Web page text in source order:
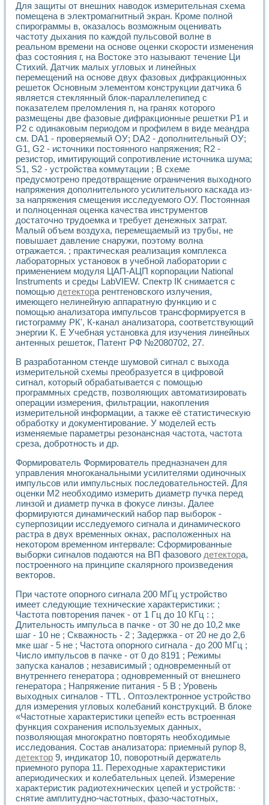
Система блокировок, сигнализации и защиты ускорителя
Система сбора данных и управления процессом
Управление температурой газовой среды специальной
Разработка программного обеспечения с
Использование технологий NATIONAL INSTRUMENTS
Оборудование для промышленной термотрансферной
Автоматизация реометрических исследований на базе
Применение измерителя иммитанса для исследова¬ния
Исследование электромагнитных переходных процессов
Стенд для исследования электрических переходных
Автоматизация контроля сварных швов на базе
Измерительный контроль с применением
Моделирование надежности и эффективности систем
Лабораторные практикумы и учебные стенды
Автоматизация лабораторного стенда по измерению
Автоматизированные лабораторные комплексы для
Виртуальный прибор для исследования нелинейных
Использование виртуальных приборов в процесе
Использование программ ELECTRONICS WORKBENCH-
Лабораторный практикум по дисциплине «Цифровые
Лабораторный практикум по ИНС на основе LabVIEW
Лабораторный практикум по основам теории коммутации
Опыт использования NI LabVIEW для создания
Применение LabVIEW для исследования течения в
Создание виртуальной работы «Изучение магнитных
Обратный маятник
Устройство для изучения основ интерфейсов обмена по
Лабораторный практикум: изучение адиабатического
Стенд для исследования электрических переходных
Система статистической обработки результатов
Модельно-измерительный комплекс. Назначение. Состав.
Использование технологий NATIONAL INSTRUMENTS
Учебный практикум "Спектральный и корреляционный
Учебный стенд для исследования принципа действия
Оборудование и программное обеспечение учебных
Виртуальный лабораторный практикум для изучения
Управление роботом ТУР-10 средствами LabVIEW
Аппаратно-программный комплекс для исследования
Исследование возможности реставрации одномерных
Использование технологий NATIONAL INSTRUMENTS в
Разработка модификаций алгоритма полигармонической
Учебный стенд для исследования принципа действия
Виртуальная система поддержки принимаемых решений в
Преемственность дисциплин «Моделирование систем» и
Универсальный стенд для исследования электрических
Лабораторные практикумы по информационно-
Виртуальный измеритель частотных характеристик на
Лабораторный практикум по основам теории Коммутации
Виртуальные практикумы по электротехнике в среде
Из опыта внедрения в рамках национального проекта
Исследование эффективности решателей
Опыт разработки LabVIEW лабораторных практикумов
Проблемы повышения качества образования и
Развитие LabVIEW лабораторного практикума по
Разработка виртуальной лаборатории по электротехнике
Усовершенствованные алгоритмы частотного анализа
Об опыте работы учебного центра «Технологии
Технологии NI в магистерской программе «Прикладная
Система диагностики двигателей постоянного тока
Автоматизированный стенд формирования
Лабораторный практикум по курсу ИИС на базе
Партнеры
Академические и отраслевые институты
Учебные заведения
Бизнес
Контакты
Для защиты от внешних наводок измерительная схема
помещена в электромагнитный экран. Кроме полной
спирограммы в, оказалось возможным оценивать
частоту дыхания по каждой пульсовой волне в
реальном времени на основе оценки скорости изменения
фаз состояния г, на Востоке это называют течение Ци
Стихий. Датчик малых угловых и линейных
перемещений на основе двух фазовых дифракционных
решеток Основным элементом конструкции датчика 6
является стеклянный блок-параллелепипед с
показателем преломления n, на гранях которого
размещены две фазовые дифракционные решетки Р1 и
Р2 с одинаковым периодом и профилем в виде меандра
см. DA1 - проверяемый ОУ; DA2 - дополнительный ОУ;
G1, G2 - источники постоянного напряжения; R2 -
резистор, имитирующий сопротивление источника шума;
S1, S2 - устройства коммутации ; В схеме
предусмотрено предотвращение ограничения выходного
напряжения дополнительного усилительного каскада из-
за напряжения смещения исследуемого ОУ. Постоянная
и полноценная оценка качества инструментов
достаточно трудоемка и требует денежных затрат.
Малый объем воздуха, перемещаемый из трубы, не
повышает давление снаружи, поэтому волна
отражается. ; практическая реализация комплекса
лабораторных установок в учебной лаборатории с
применением модуля ЦАП-АЦП корпорации National
Instruments и среды LabVIEW. Спектр IК снимается с
помощью детектора рентгеновского излучения,
имеющего нелинейную аппаратную функцию и с
помощью анализатора импульсов трансформируется в
гистограмму РК', К-канал анализатора, соответствующий
энергии К. Е Учебная установка для изучения линейных
антенных решеток, Патент РФ №2080702, 27.
В разработанном стенде шумовой сигнал с выхода
измерительной схемы преобразуется в цифровой
сигнал, который обрабатывается с помощью
программных средств, позволяющих автоматизировать
операции измерения, фильтрации, накопления
измерительной информации, а также её статистическую
обработку и документирование. У моделей есть
изменяемые параметры резонансная частота, частота
среза, добротность и др.
Формирователь Формирователь предназначен для
управления многоканальными усилителями одиночных
импульсов или импульсных последовательностей. Для
оценки М2 необходимо измерить диаметр пучка перед
линзой и диаметр пучка в фокусе линзы. Далее
формируются динамический набор пар выборок -
суперпозиции исследуемого сигнала и динамического
растра в двух временных окнах, расположенных на
некотором временном интервале: Сформированные
выборки сигналов подаются на ВП фазового детектора,
построенного на принципе скалярного произведения
векторов.
При частоте опорного сигнала 200 МГц устройство
имеет следующие технические характеристики: ;
Частота повторения пачек - от 1 Гц до 10 КГц : ;
Длительность импульса в пачке - от 30 не до 10,2 мке
шаг - 10 не ; Скважность - 2 ; Задержка - от 20 не до 2,6
мке шаг - 5 не ; Частота опорного сигнала - до 200 МГц ;
Число импульсов в пачке - от 0 до 8191 ; Режимы
запуска каналов ; независимый ; одновременный от
внутреннего генератора ; одновременный от внешнего
генератора ; Напряжение питания - 5 В ; Уровень
выходных сигналов - TTL . Оптоэлектронное устройство
для измерения угловых колебаний конструкций. В блоке
«Частотные характеристики цепей» есть встроенная
функция сохранения используемых данных,
позволяющая многократно повторять необходимые
исследования. Состав анализатора: приемный рупор 8,
детектор 9, индикатор 10, поворотный держатель
приемного рупора 11. Переходные характеристики
апериодических и колебательных цепей. Измерение
характеристик радиотехнических цепей и устройств: ·
снятие амплитудно-частотных, фазо-частотных,